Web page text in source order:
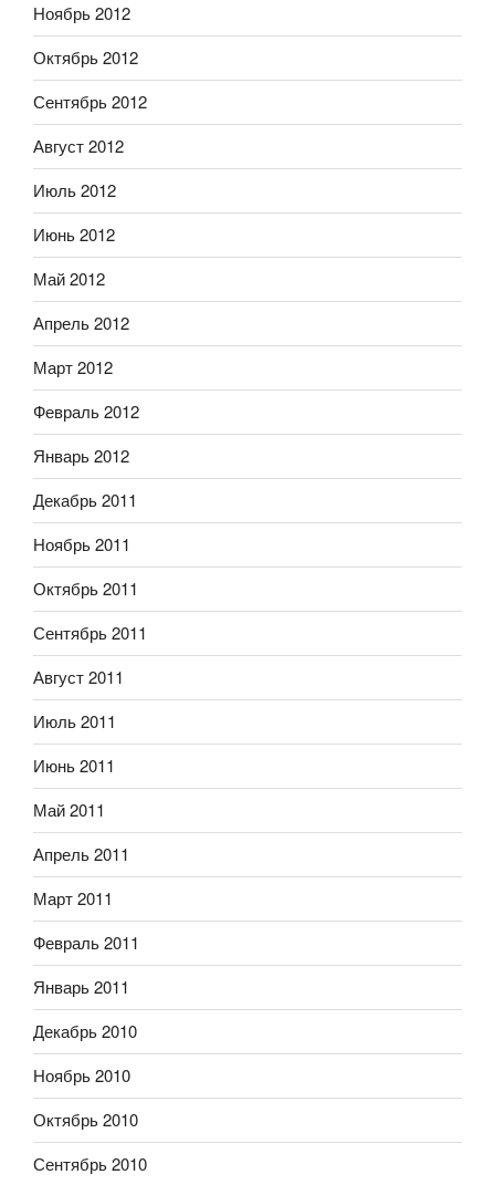
Ноябрь 2012
Октябрь 2012
Сентябрь 2012
Август 2012
Июль 2012
Июнь 2012
Май 2012
Апрель 2012
Март 2012
Февраль 2012
Январь 2012
Декабрь 2011
Ноябрь 2011
Октябрь 2011
Сентябрь 2011
Август 2011
Июль 2011
Июнь 2011
Май 2011
Апрель 2011
Март 2011
Февраль 2011
Январь 2011
Декабрь 2010
Ноябрь 2010
Октябрь 2010
Сентябрь 2010